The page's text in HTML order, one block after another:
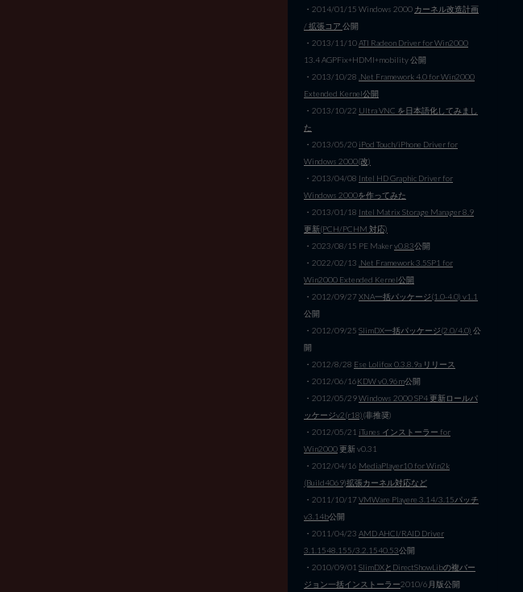
・2014/01/15 Windows 2000 カーネル改造計画
/ 拡張コア 公開
・2013/11/10ATI Radeon Driver for Win2000
13.4 AGPFix+HDMI+mobility 公開
・2013/10/28 .Net Framework 4.0 for Win2000
Extended Kernel公開
・2013/10/22 Ultra VNC を日本語化してみまし
た
・2013/05/20 iPod Touch/iPhone Driver for
Windows 2000(改)
・2013/04/08 Intel HD Graphic Driver for
Windows 2000を作ってみた
・2013/01/18 Intel Matrix Storage Manager 8.9
更新(PCH/PCHM 対応)
・2023/08/15 PE Makerv0.83公開
・2022/02/13 .Net Framework 3.5SP1 for
Win2000 Extended Kernel公開
・2012/09/27XNA一括パッケージ(1.0-4.0) v1.1
公開
・2012/09/25 SlimDX一括パッケージ(2.0/4.0) 公
開
・2012/8/28 Ese Lolifox 0.3.8.9a リリース
・2012/06/16KDW v0.96m公開
・2012/05/29Windows 2000 SP4 更新ロールパ
ッケージv2(r18)(非推奨)
・2012/05/21 iTunes インストーラー for
Win2000更新 v0.31
・2012/04/16 MediaPlayer10 for Win2k
(Build4069)拡張カーネル対応など
・2011/10/17VMWare Playere 3.14/3.15パッチ
v3.14b公開
・2011/04/23 AMD AHCI/RAID Driver
3.1.1548.155/3.2.1540.53公開
・2010/09/01 SlimDXとDirectShowLibの複バー
ジョン一括インストーラー2010/6月版公開